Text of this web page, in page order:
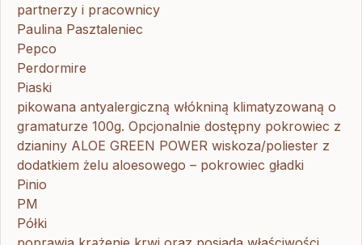
partnerzy i pracownicy
Paulina Pasztaleniec
Pepco
Perdormire
Piaski
pikowana antyalergiczną włókniną klimatyzowaną o
gramaturze 100g. Opcjonalnie dostępny pokrowiec z
dzianiny ALOE GREEN POWER wiskoza/poliester z
dodatkiem żelu aloesowego – pokrowiec gładki
Pinio
PM
Półki